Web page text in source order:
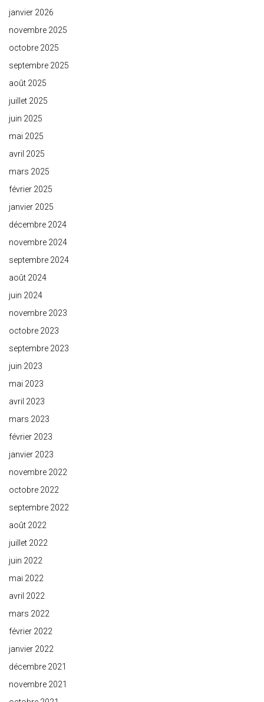
janvier 2026
novembre 2025
octobre 2025
septembre 2025
août 2025
juillet 2025
juin 2025
mai 2025
avril 2025
mars 2025
février 2025
janvier 2025
décembre 2024
novembre 2024
septembre 2024
août 2024
juin 2024
novembre 2023
octobre 2023
septembre 2023
juin 2023
mai 2023
avril 2023
mars 2023
février 2023
janvier 2023
novembre 2022
octobre 2022
septembre 2022
août 2022
juillet 2022
juin 2022
mai 2022
avril 2022
mars 2022
février 2022
janvier 2022
décembre 2021
novembre 2021